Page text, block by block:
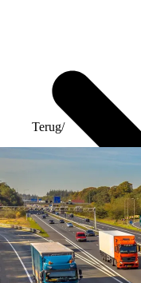
Terug/